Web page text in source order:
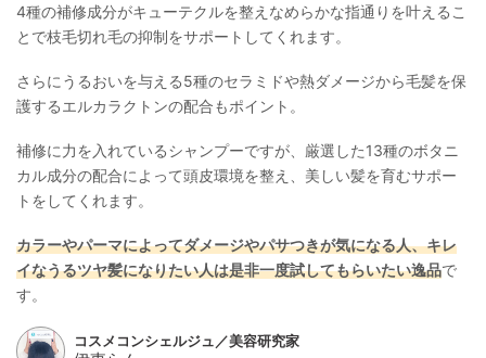
4種の補修成分がキューテクルを整えなめらかな指通りを叶えるこ
とで枝毛切れ毛の抑制をサポートしてくれます。
さらにうるおいを与える5種のセラミドや熱ダメージから毛髪を保
護するエルカラクトンの配合もポイント。
補修に力を入れているシャンプーですが、厳選した13種のボタニ
カル成分の配合によって頭皮環境を整え、美しい髪を育むサポー
トをしてくれます。
カラーやパーマによってダメージやパサつきが気になる人、キレ
イなうるツヤ髪になりたい人は是非一度試してもらいたい逸品で
す。